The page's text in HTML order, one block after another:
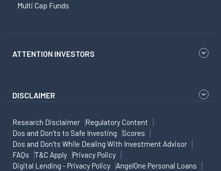
Multi Cap Funds
ATTENTION INVESTORS
DISCLAIMER
Research Disclaimer
Regulatory Content
Dos and Don'ts to Safe Investing
Scores
Dos and Don'ts While Dealing With Investment Advisor
FAQs
T&C Apply
Privacy Policy
Digital Lending - Privacy Policy
AngelOne Personal Loans